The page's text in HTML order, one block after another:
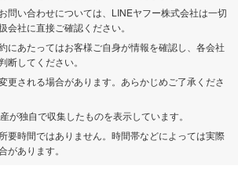
問い合わせについては、LINEヤフー株式会社は一切
会社に直接ご確認ください。
にあたってはお客様ご自身が情報を確認し、各会社
断してください。
更される場合があります。あらかじめご了承くださ
が独自で収集したものを表示しています。
要時間ではありません。時間帯などによっては実際
があります。